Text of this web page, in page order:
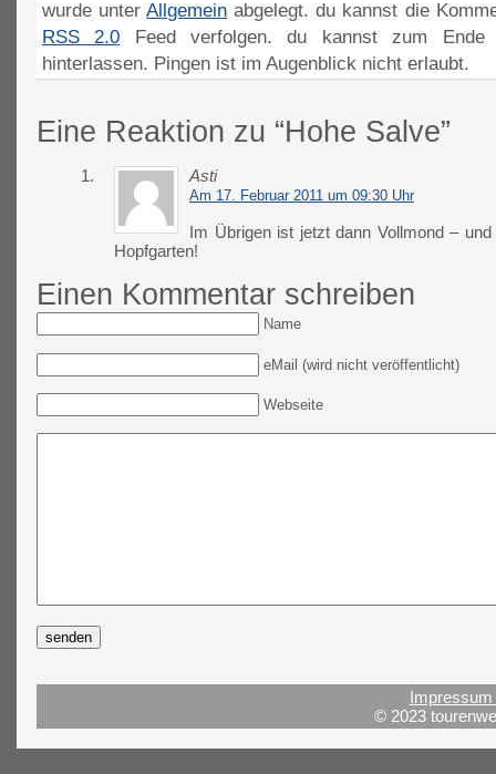
wurde unterAllgemein abgelegt. du kannst die
RSS 2.0 Feed verfolgen. du kannst zum Ende
hinterlassen. Pingen ist im Augenblick nicht erlaubt.
Eine Reaktion zu “Hohe Salve”
1. Asti
Am 17. Februar 2011 um 09:30 Uhr
Im Übrigen ist jetzt dann Vollmond –
Hopfgarten!
Einen Kommentar schreiben
Name
eMail (wird nicht veröffentlicht)
Webseite
© 2023